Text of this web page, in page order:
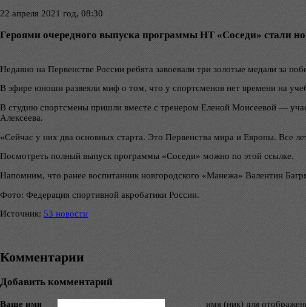
22 апреля 2021 год, 08:30
Героями очередного выпуска программы НТ «Соседи» стали
Недавно на Первенстве России ребята завоевали три золотые медали за
В эфире юноши развеяли миф о том, что у спортсменов нет времени на
В студию спортсмены пришли вместе с тренером Еленой Моисеевой —
Алексеева.
«Сейчас у них два основных старта. Это Первенства мира и Европы. Все
Посмотреть полный выпуск программы «Соседи» можно по этой ссылке.
Напомним, что ранее воспитанник новгородского «Манежа» Валентин
Фото: Федерация спортивной акробатики России.
Источник: 53 новости
Комментарии
Добавить комментарий
Ваше имя
имя (ник) для